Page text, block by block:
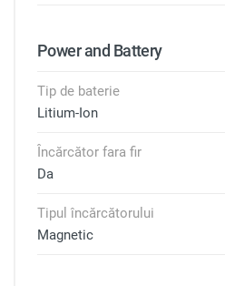
Power and Battery
Tip de baterie
Litium-Ion
Încărcător fara fir
Da
Tipul încărcătorului
Magnetic